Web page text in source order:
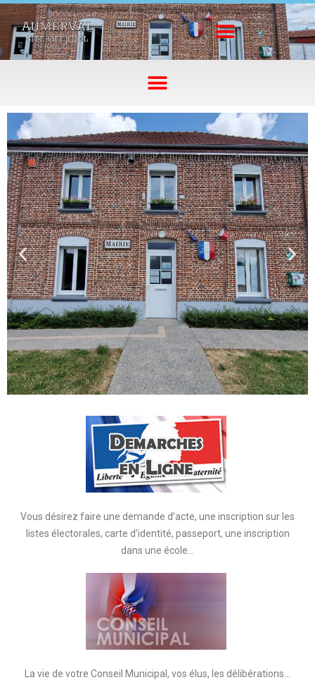
Vous désirez faire une demande d’acte, une inscription sur les
listes électorales, carte d’identité, passeport, une inscription
dans une école…
La vie de votre Conseil Municipal, vos élus, les délibérations…